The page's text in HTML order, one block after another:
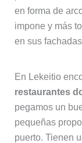
en forma de
impone y más
en sus
En Lekeitio
restaurantes
pegamos un
pequeñas
puerto. Tienen